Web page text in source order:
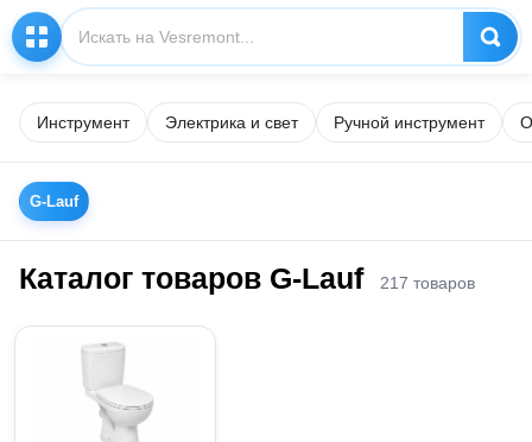
Инструмент Электрика и свет Ручной инструмент
G-Lauf
Каталог товаров G-Lauf 217 товаров